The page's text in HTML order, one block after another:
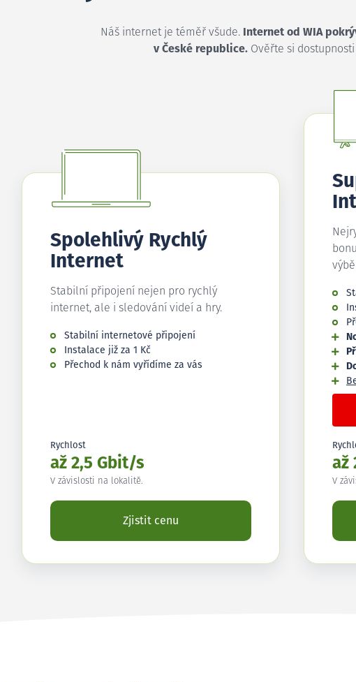
Náš internet je téměř všude.
Internet od WIA
v České republice.Ověřte si dostupnosti
Spolehlivý Rychlý
Internet
Stabilní připojení nejen pro rychlý
internet, ale i sledování videí a hry.
Stabilní internetové připojení
Instalace již za 1 Kč
Přechod k nám vyřídíme za vás
Rychlost
až 2,5 Gbit/s
V závislosti na lokalitě.
Zjistit cenu
až
V